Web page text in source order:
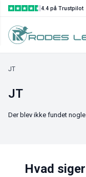
4.4 på Trustpilot
Vis filtre
JT
JT
Der blev ikke fundet
Hvad